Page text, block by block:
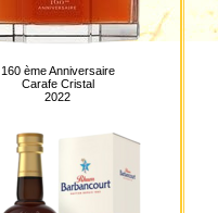
160 ème Anniversaire
Carafe Cristal
2022